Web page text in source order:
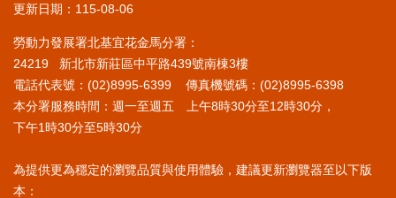
更新日期：115-08-06
勞動力發展署北基宜花金馬分署：
24219 新北市新莊區中平路439號南棟3樓
電話代表號：(02)8995-6399 傳真機號碼：(02)8995-6398
本分署服務時間：週一至週五 上午8時30分至12時30分，
下午1時30分至5時30分
為提供更為穩定的瀏覽品質與使用體驗，建議更新瀏覽器至以下版
本：